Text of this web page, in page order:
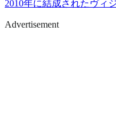
2010年に結成されたヴィ
Advertisement